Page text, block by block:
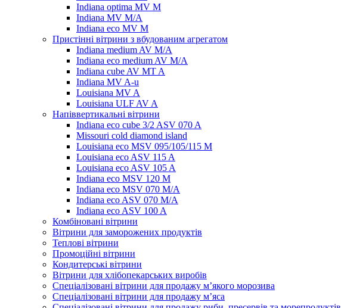
Indiana optima MV M
Indiana MV M/A
Indiana eco MV M
Пристінні вітрини з вбудованим агрегатом
Indiana medium AV M/A
Indiana eco medium AV M/A
Indiana cube AV MT A
Indiana MV A-u
Louisiana MV A
Louisiana ULF AV A
Напіввертикальні вітрини
Indiana eco cube 3/2 ASV 070 A
Missouri cold diamond island
Louisiana eco MSV 095/105/115 M
Louisiana eco ASV 115 A
Louisiana eco ASV 105 A
Indiana eco MSV 120 M
Indiana eco MSV 070 M/A
Indiana eco ASV 070 M/A
Indiana eco ASV 100 A
Комбіновані вітрини
Вітрини для заморожених продуктів
Теплові вітрини
Промоційні вітрини
Кондитерські вітрини
Вітрини для хлібопекарських виробів
Спеціалізовані вітрини для продажу м’якого морозива
Спеціалізовані вітрини для продажу м’яса